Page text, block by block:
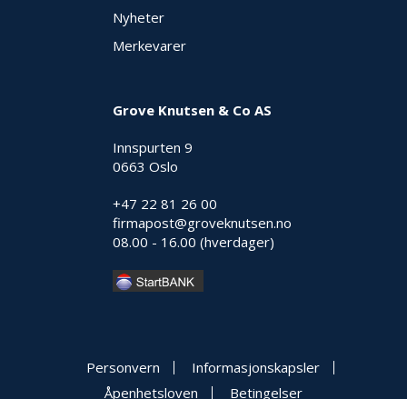
Nyheter
Merkevarer
Grove Knutsen & Co AS
Innspurten 9
0663 Oslo
+47 22 81 26 00
firmapost@groveknutsen.no
08.00 - 16.00 (hverdager)
Personvern
Informasjonskapsler
Åpenhetsloven
Betingelser